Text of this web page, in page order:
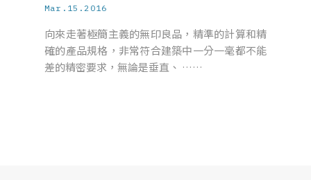
Mar.15.2016
向來走著極簡主義的無印良品，精準的計算和精
確的產品規格，非常符合建築中一分一毫都不能
差的精密要求，無論是垂直、 ……